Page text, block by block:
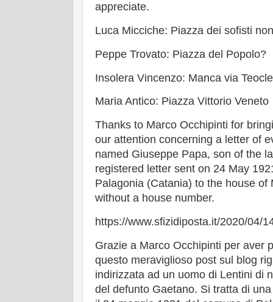
appreciate.
Luca Micciche: Piazza dei sofisti
Peppe Trovato: Piazza del Popolo?
Insolera Vincenzo: Manca via Teocle
Maria Antico: Piazza Vittorio Veneto
Thanks to Marco Occhipinti for
our attention concerning a letter of
named Giuseppe Papa, son of the
registered letter sent on 24 May
Palagonia (Catania) to the house of
without a house number.
https://www.sfizidiposta.it/2020/04/
Grazie a Marco Occhipinti per aver
questo meraviglioso post sul blog
indirizzata ad un uomo di Lentini di
del defunto Gaetano. Si tratta di